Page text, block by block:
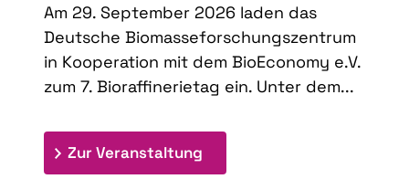
Am 29. September 2026 laden das
Deutsche Biomasseforschungszentrum
in Kooperation mit dem BioEconomy e.V.
zum 7. Bioraffinerietag ein. Unter dem...
Zur Veranstaltung